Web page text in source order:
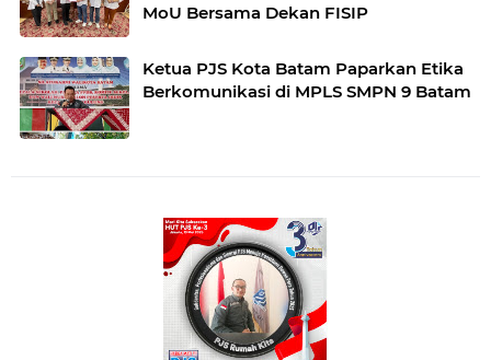
MoU Bersama Dekan FISIP
Ketua PJS Kota Batam Paparkan Etika
Berkomunikasi di MPLS SMPN 9 Batam